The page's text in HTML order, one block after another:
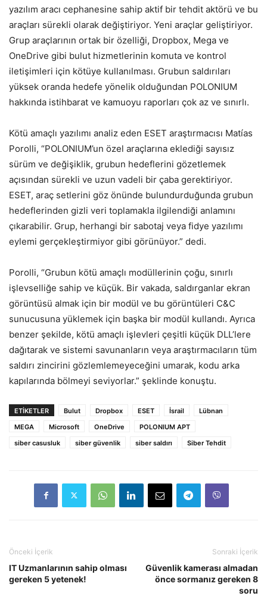
yazılım aracı cephanesine sahip aktif bir tehdit aktörü ve bu
araçları sürekli olarak değiştiriyor. Yeni araçlar geliştiriyor.
Grup araçlarının ortak bir özelliği, Dropbox, Mega ve
OneDrive gibi bulut hizmetlerinin komuta ve kontrol
iletişimleri için kötüye kullanılması. Grubun saldırıları
yüksek oranda hedefe yönelik olduğundan POLONIUM
hakkında istihbarat ve kamuoyu raporları çok az ve sınırlı.
Kötü amaçlı yazılımı analiz eden ESET araştırmacısı Matías
Porolli, “POLONIUM’un özel araçlarına eklediği sayısız
sürüm ve değişiklik, grubun hedeflerini gözetlemek
açısından sürekli ve uzun vadeli bir çaba gerektiriyor.
ESET, araç setlerini göz önünde bulundurduğunda grubun
hedeflerinden gizli veri toplamakla ilgilendiği anlamını
çıkarabilir. Grup, herhangi bir sabotaj veya fidye yazılımı
eylemi gerçekleştirmiyor gibi görünüyor.” dedi.
Porolli, “Grubun kötü amaçlı modüllerinin çoğu, sınırlı
işlevselliğe sahip ve küçük. Bir vakada, saldırganlar ekran
görüntüsü almak için bir modül ve bu görüntüleri C&C
sunucusuna yüklemek için başka bir modül kullandı. Ayrıca
benzer şekilde, kötü amaçlı işlevleri çeşitli küçük DLL’lere
dağıtarak ve sistemi savunanların veya araştırmacıların tüm
saldırı zincirini gözlemlemeyeceğini umarak, kodu arka
kapılarında bölmeyi seviyorlar.” şeklinde konuştu.
ETIKETLER Bulut Dropbox ESET İsrail
Lübnan
MEGA
Microsoft OneDrive
POLONIUM APT
siber casusluk
siber güvenlik siber saldırı Siber Tehdit
Önceki İçerik
IT Uzmanlarının sahip olması
gereken 5 yetenek!
Sonraki İçerik
Güvenlik kamerası almadan
önce sormanız gereken 8
soru